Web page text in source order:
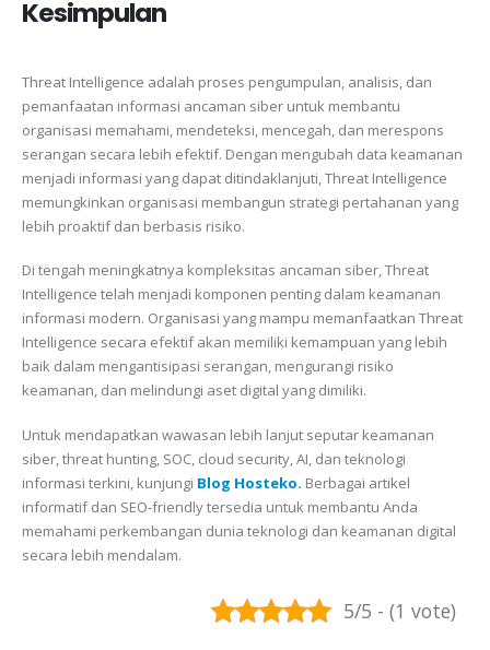
Kesimpulan
Threat Intelligence adalah proses pengumpulan, analisis, dan
pemanfaatan informasi ancaman siber untuk membantu
organisasi memahami, mendeteksi, mencegah, dan merespons
serangan secara lebih efektif. Dengan mengubah data keamanan
menjadi informasi yang dapat ditindaklanjuti, Threat Intelligence
memungkinkan organisasi membangun strategi pertahanan yang
lebih proaktif dan berbasis risiko.
Di tengah meningkatnya kompleksitas ancaman siber, Threat
Intelligence telah menjadi komponen penting dalam keamanan
informasi modern. Organisasi yang mampu memanfaatkan Threat
Intelligence secara efektif akan memiliki kemampuan yang lebih
baik dalam mengantisipasi serangan, mengurangi risiko
keamanan, dan melindungi aset digital yang dimiliki.
Untuk mendapatkan wawasan lebih lanjut seputar keamanan
siber, threat hunting, SOC, cloud security, AI, dan teknologi
informasi terkini, kunjungi Blog Hosteko. Berbagai artikel
informatif dan SEO-friendly tersedia untuk membantu Anda
memahami perkembangan dunia teknologi dan keamanan digital
secara lebih mendalam.
5/5 - (1 vote)